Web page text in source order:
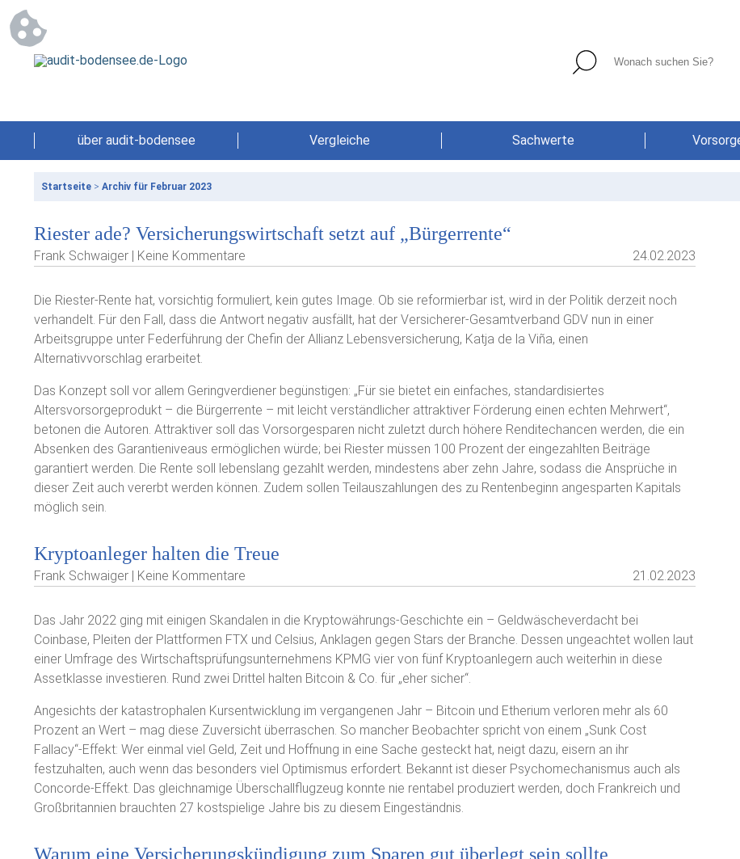
über audit-bodensee Vergleiche Sachwerte
Startseite > Archiv für Februar 2023
Riester ade? Versicherungswirtschaft setzt auf „Bürgerrente“
Frank Schwaiger | Keine Kommentare 24.02.2023
Die Riester-Rente hat, vorsichtig formuliert, kein gutes Image. Ob sie reformierbar ist, wird in der Politik derzeit noch
verhandelt. Für den Fall, dass die Antwort negativ ausfällt, hat der Versicherer-Gesamtverband GDV nun in einer
Arbeitsgruppe unter Federführung der Chefin der Allianz Lebensversicherung, Katja de la Viña, einen
Alternativvorschlag erarbeitet.
Das Konzept soll vor allem Geringverdiener begünstigen: „Für sie bietet ein einfaches, standardisiertes
Altersvorsorgeprodukt – die Bürgerrente – mit leicht verständlicher attraktiver Förderung einen echten Mehrwert“,
betonen die Autoren. Attraktiver soll das Vorsorgesparen nicht zuletzt durch höhere Renditechancen werden, die ein
Absenken des Garantieniveaus ermöglichen würde; bei Riester müssen 100 Prozent der eingezahlten Beiträge
garantiert werden. Die Rente soll lebenslang gezahlt werden, mindestens aber zehn Jahre, sodass die Ansprüche in
dieser Zeit auch vererbt werden können. Zudem sollen Teilauszahlungen des zu Rentenbeginn angesparten Kapitals
möglich sein.
Kryptoanleger halten die Treue
Frank Schwaiger | Keine Kommentare 21.02.2023
Das Jahr 2022 ging mit einigen Skandalen in die Kryptowährungs-Geschichte ein – Geldwäscheverdacht bei
Coinbase, Pleiten der Plattformen FTX und Celsius, Anklagen gegen Stars der Branche. Dessen ungeachtet wollen laut
einer Umfrage des Wirtschaftsprüfungsunternehmens KPMG vier von fünf Kryptoanlegern auch weiterhin in diese
Assetklasse investieren. Rund zwei Drittel halten Bitcoin & Co. für „eher sicher“.
Angesichts der katastrophalen Kursentwicklung im vergangenen Jahr – Bitcoin und Etherium verloren mehr als 60
Prozent an Wert – mag diese Zuversicht überraschen. So mancher Beobachter spricht von einem „Sunk Cost
Fallacy“-Effekt: Wer einmal viel Geld, Zeit und Hoffnung in eine Sache gesteckt hat, neigt dazu, eisern an ihr
festzuhalten, auch wenn das besonders viel Optimismus erfordert. Bekannt ist dieser Psychomechanismus auch als
Concorde-Effekt. Das gleichnamige Überschallflugzeug konnte nie rentabel produziert werden, doch Frankreich und
Großbritannien brauchten 27 kostspielige Jahre bis zu diesem Eingeständnis.
Warum eine Versicherungskündigung zum Sparen gut überlegt sein sollte